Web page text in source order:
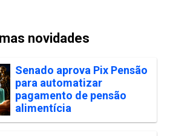
novidades
Senado aprova Pix Pensão
para automatizar
pagamento de pensão
alimentícia